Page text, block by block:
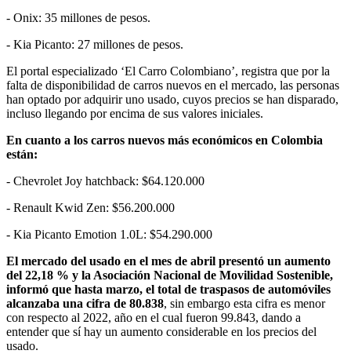
- Onix: 35 millones de pesos.
- Kia Picanto: 27 millones de pesos.
El portal especializado ‘El Carro Colombiano’, registra que por la
falta de disponibilidad de carros nuevos en el mercado, las personas
han optado por adquirir uno usado, cuyos precios se han disparado,
incluso llegando por encima de sus valores iniciales.
En cuanto a los carros nuevos más económicos en Colombia
están:
- Chevrolet Joy hatchback: $64.120.000
- Renault Kwid Zen: $56.200.000
- Kia Picanto Emotion 1.0L: $54.290.000
El mercado del usado en el mes de abril presentó un aumento
del 22,18 % y la Asociación Nacional de Movilidad Sostenible,
informó que hasta marzo, el total de traspasos de automóviles
alcanzaba una cifra de 80.838, sin embargo esta cifra es menor
con respecto al 2022, año en el cual fueron 99.843, dando a
entender que sí hay un aumento considerable en los precios del
usado.